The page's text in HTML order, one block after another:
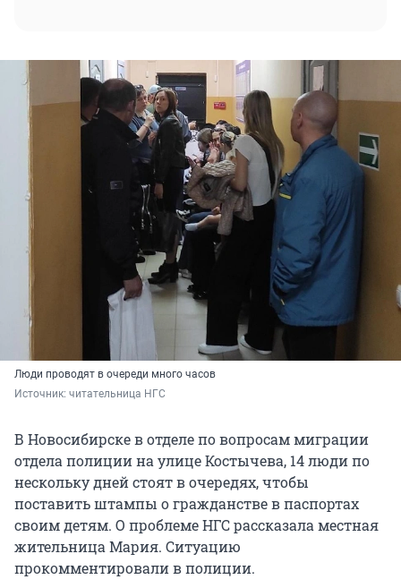
Люди проводят в очереди много часов
Источник: читательница НГС
В Новосибирске в отделе по вопросам миграции
отдела полиции на улице Костычева, 14 люди по
нескольку дней стоят в очередях, чтобы
поставить штампы о гражданстве в паспортах
своим детям. О проблеме НГС рассказала местная
жительница Мария. Ситуацию
прокомментировали в полиции.